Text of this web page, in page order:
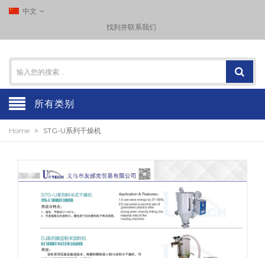
中文
找到并联系我们
所有类别
Home » STG-U系列干燥机